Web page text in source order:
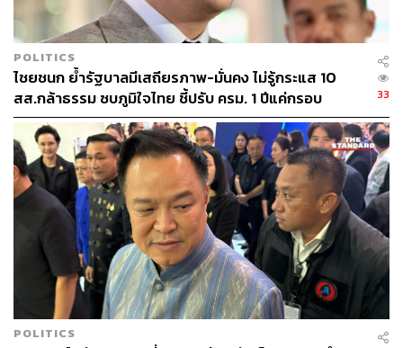
สภาร่างรัฐธรรมนูญ
186
ABOUT THE AUTHOR
THE STANDARD TEAM
กองบรรณาธิการ THE STANDARD
ABOUT THE PHOTOGRAPHER
POLITICS
ไชยชนก ย้ำรัฐบาลมีเสถียรภาพ-มั่นคง ไม่รู้กระแส 10
สส.กล้าธรรม ซบภูมิใจไทย ชี้ปรับ ครม. 1 ปีแค่กรอบ
ประเมิน โยนนายกฯ ตัดสินใจ
33
POLITICS